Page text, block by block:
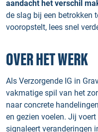
aandacht het verschil
de slag bij een betrokken
vooropstelt, lees snel
OVER HET WERK
Als Verzorgende IG in
vakmatige spil van het
naar concrete
en gezien voelen. Jij
signaleert veranderingen